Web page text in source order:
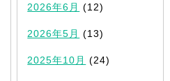
2026年6月 (12)
2026年5月 (13)
2025年10月 (24)